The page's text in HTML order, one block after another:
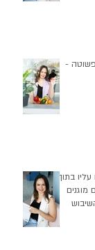
-
בתוך
מוגנים